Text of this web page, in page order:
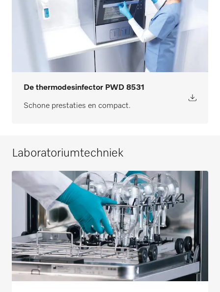
De thermodesinfector PWD 8531
Schone prestaties en compact.
Laboratoriumtechniek